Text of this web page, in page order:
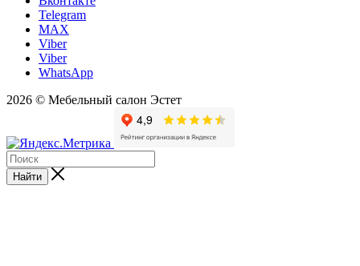
Telegram
MAX
Viber
Viber
WhatsApp
2026 © Мебельный салон Эстет
Найти